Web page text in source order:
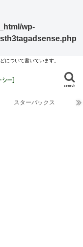
wp-
について書いています。
search
スターバックス